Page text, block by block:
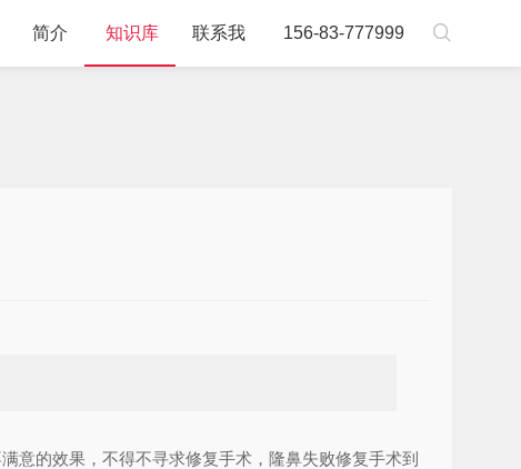
简介 知识库 联系我 156-83-777999 
意的效果，不得不寻求修复手术，隆鼻失败修复手术到